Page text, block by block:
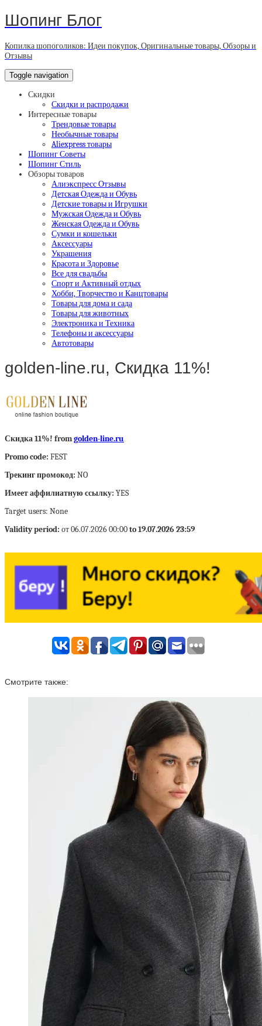
Шопинг Блог
Копилка шопоголиков: Идеи покупок, Оригинальные товары, Обзоры и
Отзывы
Toggle navigation
Скидки
Скидки и распродажи
Интересные товары
Трендовые товары
Необычные товары
Aliexpress товары
Шопинг Советы
Шопинг Стиль
Обзоры товаров
Алиэкспресс Отзывы
Детская Одежда и Обувь
Детские товары и Игрушки
Мужская Одежда и Обувь
Женская Одежда и Обувь
Сумки и кошельки
Аксессуары
Украшения
Красота и Здоровье
Все для свадьбы
Спорт и Активный отдых
Хобби, Творчество и Канцтовары
Товары для дома и сада
Товары для животных
Электроника и Техника
Телефоны и аксессуары
Автотовары
golden-line.ru, Скидка 11%!
Скидка 11%! fromgolden-line.ru
Promo code: FEST
Трекинг промокод: NO
Имеет аффилиатную ссылку: YES
Target users: None
Validity period: от 06.07.2026 00:00to 19.07.2026 23:59
Смотрите также: